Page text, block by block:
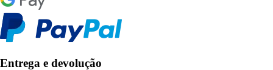
Entrega e devolução